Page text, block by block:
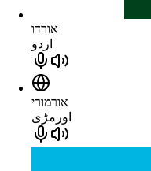
אורדו
اردو
אורמורי
اورمڑی